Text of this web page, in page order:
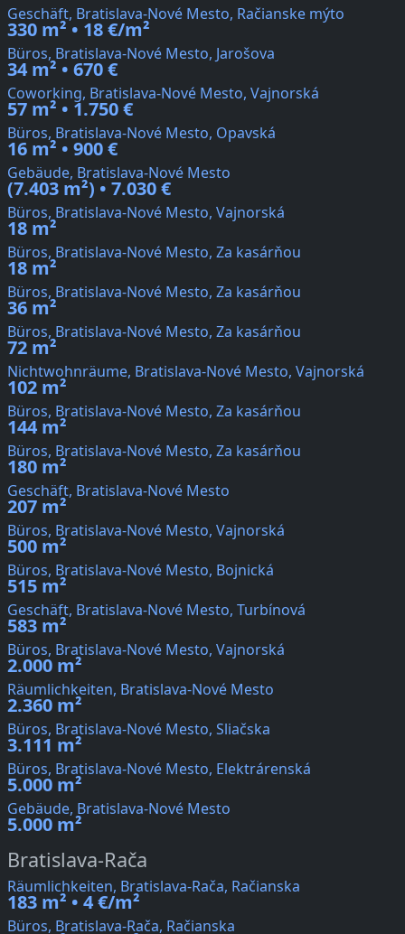
Geschäft, Bratislava-Nové Mesto, Račianske mýto
330 m² • 18 €/m²
Büros, Bratislava-Nové Mesto, Jarošova
34 m² • 670 €
Coworking, Bratislava-Nové Mesto, Vajnorská
57 m² • 1.750 €
Büros, Bratislava-Nové Mesto, Opavská
16 m² • 900 €
Gebäude, Bratislava-Nové Mesto
(7.403 m²) • 7.030 €
Büros, Bratislava-Nové Mesto, Vajnorská
18 m²
Büros, Bratislava-Nové Mesto, Za kasárňou
18 m²
Büros, Bratislava-Nové Mesto, Za kasárňou
36 m²
Büros, Bratislava-Nové Mesto, Za kasárňou
72 m²
Nichtwohnräume, Bratislava-Nové Mesto, Vajnorská
102 m²
Büros, Bratislava-Nové Mesto, Za kasárňou
144 m²
Büros, Bratislava-Nové Mesto, Za kasárňou
180 m²
Geschäft, Bratislava-Nové Mesto
207 m²
Büros, Bratislava-Nové Mesto, Vajnorská
500 m²
Büros, Bratislava-Nové Mesto, Bojnická
515 m²
Geschäft, Bratislava-Nové Mesto, Turbínová
583 m²
Büros, Bratislava-Nové Mesto, Vajnorská
2.000 m²
Räumlichkeiten, Bratislava-Nové Mesto
2.360 m²
Büros, Bratislava-Nové Mesto, Sliačska
3.111 m²
Büros, Bratislava-Nové Mesto, Elektrárenská
5.000 m²
Gebäude, Bratislava-Nové Mesto
5.000 m²
Bratislava-Rača
Räumlichkeiten, Bratislava-Rača, Račianska
183 m² • 4 €/m²
Büros, Bratislava-Rača, Račianska